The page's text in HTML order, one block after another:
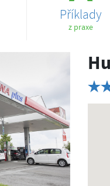
Příklady
z praxe